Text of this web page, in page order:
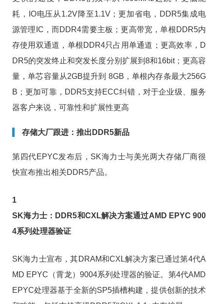
耗，IO电压从1.2V降至1.1V；更加省电，DDR5集成电
源管理IC，而DDR4需要主板；更高带宽，单根DDR5内
存使用双通道，单根DDR4只占用单通道；更高效率，D
DR5的突发终止和突发长度分别扩展到8和16bit；更高容
量，单芯容量从2GB提升到 8GB，单根内存条最大256G
B；更加可靠，DDR5支持ECC纠错，对于企业级、服务
器客户来说，可靠性和扩展性更高
存储大厂跟进：推出DDR5新品
第四代EPYC发布后，SK海力士与美光两大存储厂商很
快宣布推出相关DDR5产品。
1
SK海力士：DDR5和CXL解决方案通过AMD EPYC 900
4系列处理器验证
SK海力士宣布，其DRAM和CXL解决方案已通过第4代A
MD EPYC（霄龙）9004系列处理器的验证。第4代AMD
EPYC处理器基于全新的SP5插槽构建，提供创新的技术